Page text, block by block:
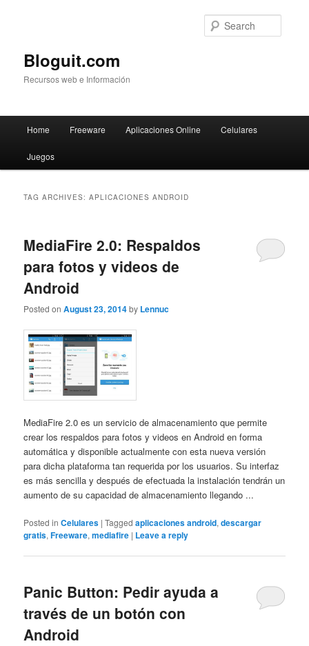
Bloguit.com
Recursos web e Información
Skip
to
Skip
to
Home Freeware Aplicaciones Online Celulares
Juegos
TAG ARCHIVES:APLICACIONES ANDROID
MediaFire 2.0: Respaldos
para fotos y videos de
Android
Posted onAugust 23, 2014by Lennuc
MediaFire 2.0 es un servicio de almacenamiento que permite
crear los respaldos para fotos y videos en Android en forma
automática y disponible actualmente con esta nueva versión
para dicha plataforma tan requerida por los usuarios. Su interfaz
es más sencilla y después de efectuada la instalación tendrán un
aumento de su capacidad de almacenamiento llegando ...
Posted in Celulares |Tagged aplicaciones android,descargar
gratis,Freeware,mediafire | Leave a reply
Panic Button: Pedir ayuda a
través de un botón con
Android